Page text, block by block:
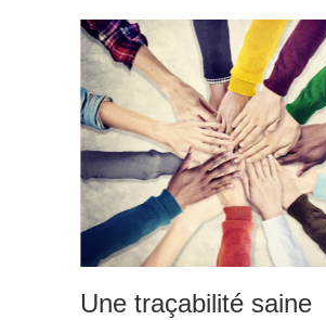
Une traçabilité saine